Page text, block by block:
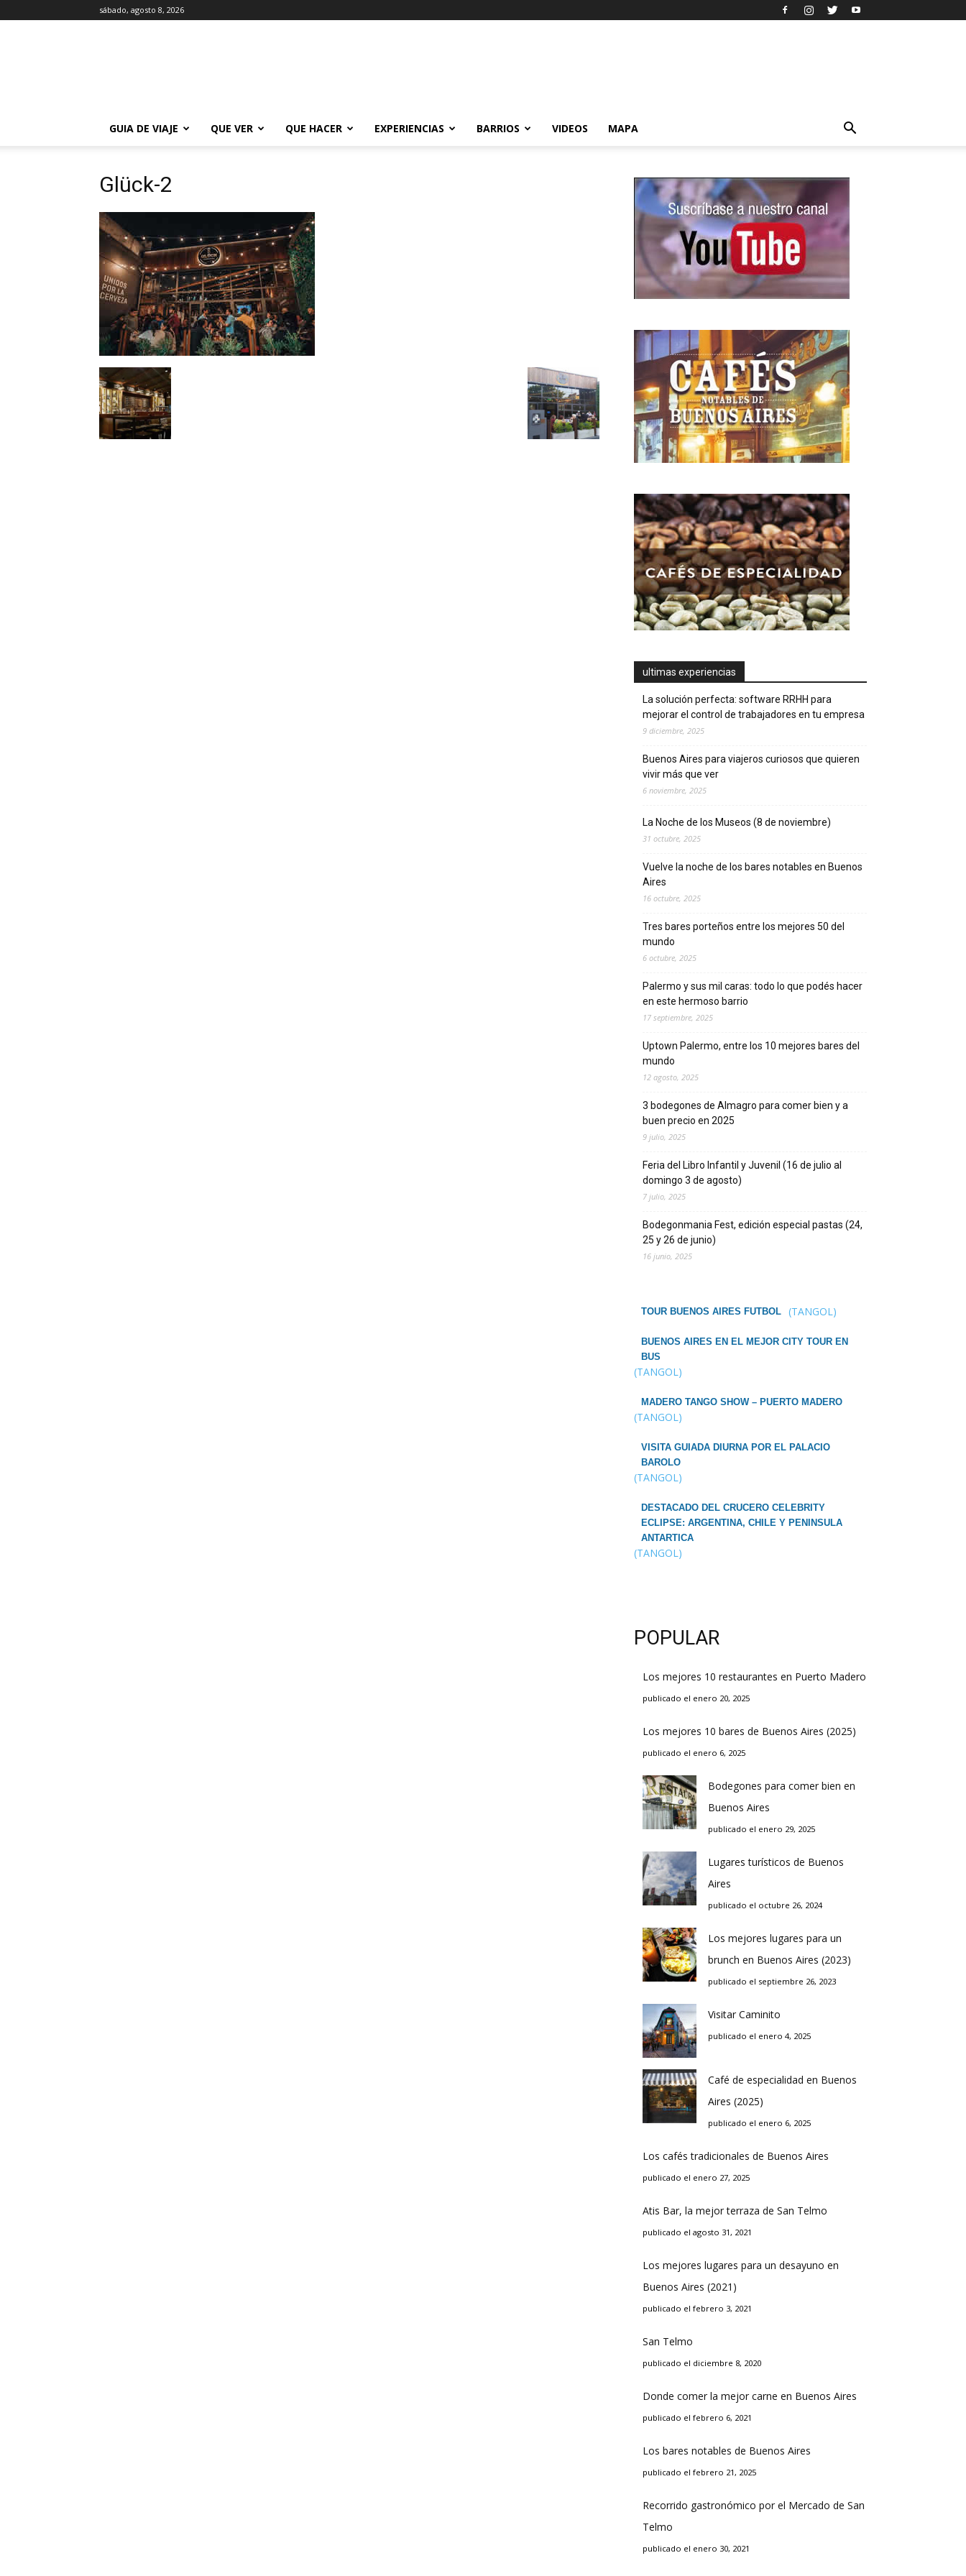
sábado, agosto 8, 2026
GUIA DE VIAJE
QUE VER QUE HACER EXPERIENCIAS BARRIOS VIDEOS MAPA
Glück-2
ultimas experiencias
La solución perfecta: software RRHH para
mejorar el control de trabajadores en tu empresa
9 diciembre, 2025
Buenos Aires para viajeros curiosos que quieren
vivir más que ver
6 noviembre, 2025
La Noche de los Museos (8 de noviembre)
31 octubre, 2025
Vuelve la noche de los bares notables en Buenos
Aires
16 octubre, 2025
Tres bares porteños entre los mejores 50 del
mundo
6 octubre, 2025
Palermo y sus mil caras: todo lo que podés hacer
en este hermoso barrio
17 septiembre, 2025
Uptown Palermo, entre los 10 mejores bares del
mundo
12 agosto, 2025
3 bodegones de Almagro para comer bien y a
buen precio en 2025
9 julio, 2025
Feria del Libro Infantil y Juvenil (16 de julio al
domingo 3 de agosto)
7 julio, 2025
Bodegonmania Fest, edición especial pastas (24,
25 y 26 de junio)
16 junio, 2025
TOUR BUENOS AIRES FUTBOL (TANGOL)
BUENOS AIRES EN EL MEJOR CITY TOUR EN
BUS
(TANGOL)
MADERO TANGO SHOW – PUERTO MADERO
(TANGOL)
VISITA GUIADA DIURNA POR EL PALACIO
BAROLO
(TANGOL)
DESTACADO DEL CRUCERO CELEBRITY
ECLIPSE: ARGENTINA, CHILE Y PENINSULA
ANTARTICA
(TANGOL)
POPULAR
Los mejores 10 restaurantes en Puerto Madero
publicado el enero 20, 2025
Los mejores 10 bares de Buenos Aires (2025)
publicado el enero 6, 2025
Bodegones para comer bien en
Buenos Aires
publicado el enero 29, 2025
Lugares turísticos de Buenos
Aires
publicado el octubre 26, 2024
Los mejores lugares para un
brunch en Buenos Aires (2023)
publicado el septiembre 26, 2023
Visitar Caminito
publicado el enero 4, 2025
Café de especialidad en Buenos
Aires (2025)
publicado el enero 6, 2025
Los cafés tradicionales de Buenos Aires
publicado el enero 27, 2025
Atis Bar, la mejor terraza de San Telmo
publicado el agosto 31, 2021
Los mejores lugares para un desayuno en
Buenos Aires (2021)
publicado el febrero 3, 2021
San Telmo
publicado el diciembre 8, 2020
Donde comer la mejor carne en Buenos Aires
publicado el febrero 6, 2021
Los bares notables de Buenos Aires
publicado el febrero 21, 2025
Recorrido gastronómico por el Mercado de San
Telmo
publicado el enero 30, 2021